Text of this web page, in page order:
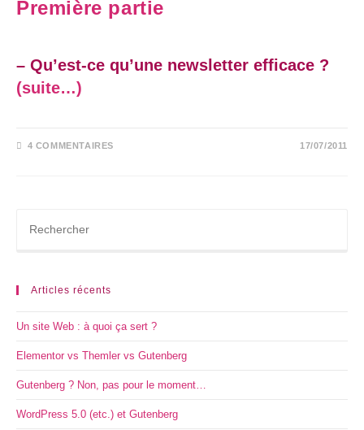
Première partie
– Qu’est-ce qu’une newsletter efficace ?
(suite…)
4 COMMENTAIRES 17/07/2011
Articles récents
Un site Web : à quoi ça sert ?
Elementor vs Themler vs Gutenberg
Gutenberg ? Non, pas pour le moment…
WordPress 5.0 (etc.) et Gutenberg